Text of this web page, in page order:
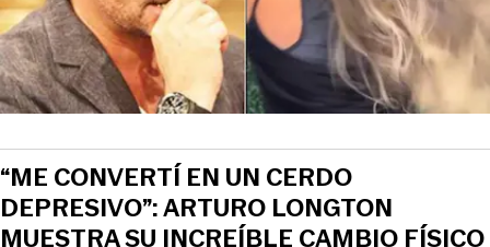
“ME CONVERTÍ EN UN CERDO
DEPRESIVO”: ARTURO LONGTON
MUESTRA SU INCREÍBLE CAMBIO FÍSICO